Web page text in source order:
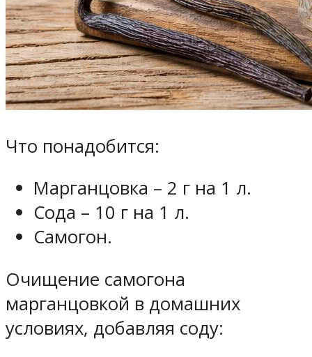
Что понадобится:
Марганцовка – 2 г на 1 л.
Сода – 10 г на 1 л.
Самогон.
Очищение самогона
марганцовкой в домашних
условиях, добавляя соду: